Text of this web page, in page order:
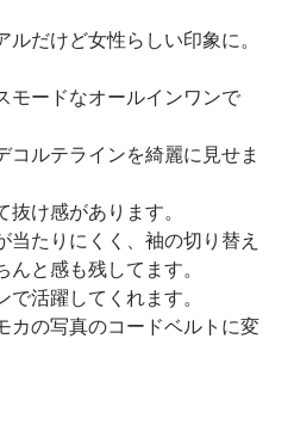
だけど女性らしい印象に。
モードなオールインワンで
ルテラインを綺麗に見せま
け感があります。
たりにくく、袖の切り替え
と感も残してます。
活躍してくれます。
の写真のコードベルトに変